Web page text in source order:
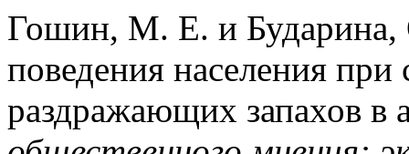
Гошин, М. Е. и Бударина,
поведения населения
раздражающих запахов в